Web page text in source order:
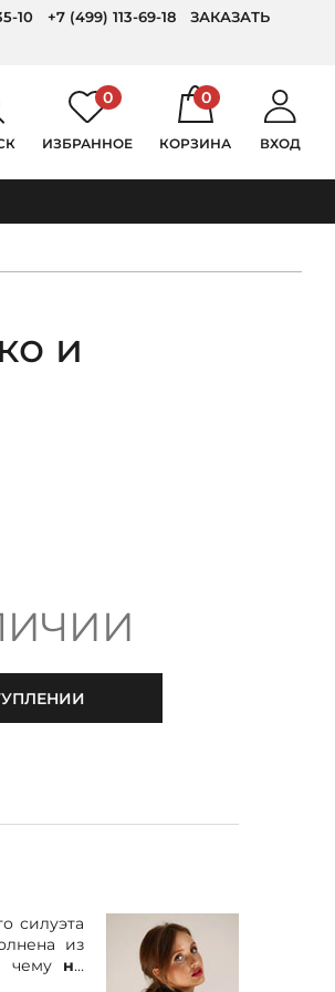
10 +7 (499) 113-69-18
ЗАКАЗАТЬ
0
ИЗБРАННОЕ
0
КОРЗИНА ВХОД
и
силуэта
из
чему не